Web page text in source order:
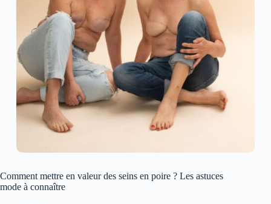
Comment mettre en valeur des seins en poire ? Les astuces
mode à connaître